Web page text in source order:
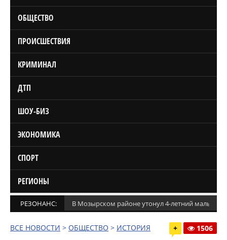
ОБЩЕСТВО
ПРОИСШЕСТВИЯ
КРИМИНАЛ
ДТП
ШОУ-БИЗ
ЭКОНОМИКА
СПОРТ
РЕГИОНЫ
РЕЗОНАНС: В Мозырском районе утонул 4-летний мальчик
ВСЕ НОВОСТИ > ОБЩЕСТВО > ИСТОРИЯ + 1506